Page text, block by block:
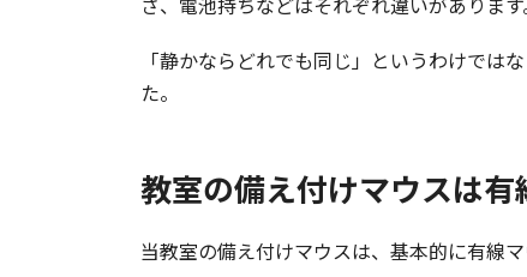
さ、電池持ちなどはそれぞれ違いがあります
「静かならどれでも同じ」というわけでは
た。
教室の備え付けマウスは有
当教室の備え付けマウスは、基本的に有線マ